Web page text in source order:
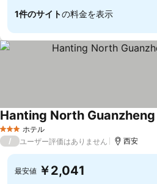
1件のサイトの料金を表示
3 ホテルのランク
ホテル
Hanting North
/ ユーザー評価はありません 西安
最安値 ￥2,041